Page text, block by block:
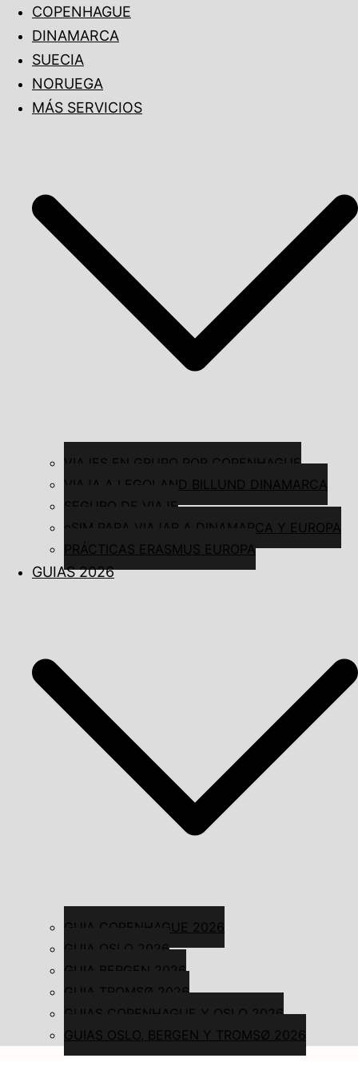
COPENHAGUE
DINAMARCA
SUECIA
NORUEGA
MÁS SERVICIOS
VIAJES EN GRUPO POR COPENHAGUE
VIAJA A LEGOLAND BILLUND DINAMARCA
SEGURO DE VIAJE
eSIM PARA VIAJAR A DINAMARCA Y EUROPA
PRÁCTICAS ERASMUS EUROPA
GUIAS 2026
GUIA COPENHAGUE 2026
GUIA OSLO 2026
GUIA BERGEN 2026
GUIA TROMSØ 2026
GUIAS COPENHAGUE Y OSLO 2026
GUIAS OSLO, BERGEN Y TROMSØ 2026